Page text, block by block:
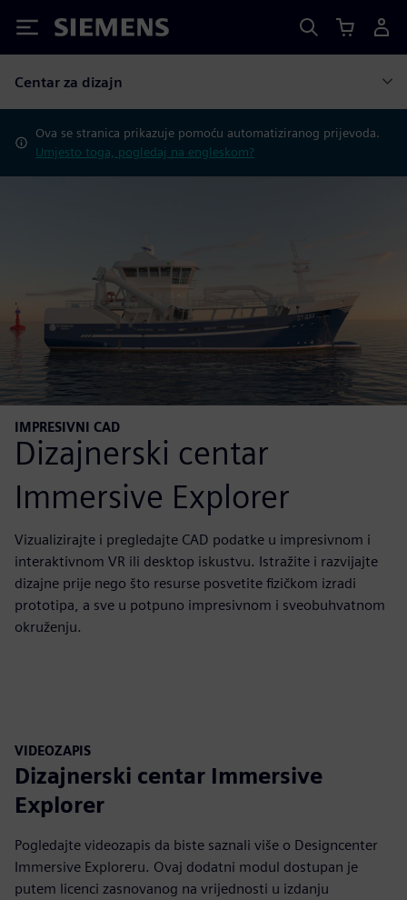
Siemens
Centar za dizajn
Ova se stranica prikazuje pomoću automatiziranog prijevoda.
Umjesto toga, pogledaj na engleskom?
IMPRESIVNI CAD
Dizajnerski centar
Immersive Explorer
Vizualizirajte i pregledajte CAD podatke u impresivnom i
interaktivnom VR ili desktop iskustvu. Istražite i razvijajte
dizajne prije nego što resurse posvetite fizičkom izradi
prototipa, a sve u potpuno impresivnom i sveobuhvatnom
okruženju.
VIDEOZAPIS
Dizajnerski centar Immersive
Explorer
Pogledajte videozapis da biste saznali više o Designcenter
Immersive Exploreru. Ovaj dodatni modul dostupan je
putem licenci zasnovanog na vrijednosti u izdanju